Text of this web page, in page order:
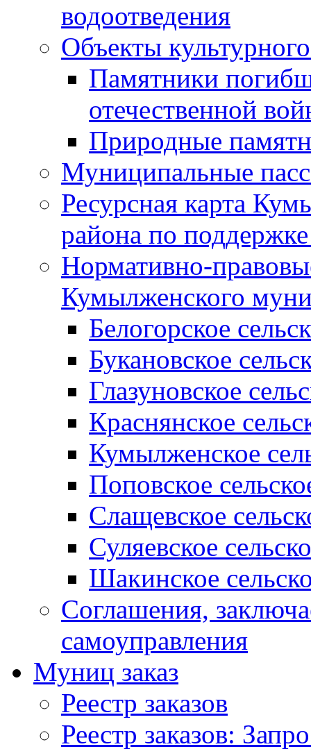
водоотведения
Объекты
Памятники
отечественной
Природные
Муниципальные
Ресурсная карта
района по
Нормативно-
Кумылженского
Белогорское
Букановское
Глазуновское
Краснянское
Кумылженское
Поповское
Слащевское
Суляевское
Шакинское
Соглашения,
самоуправления
Муниц заказ
Реестр заказов
Реестр заказов: